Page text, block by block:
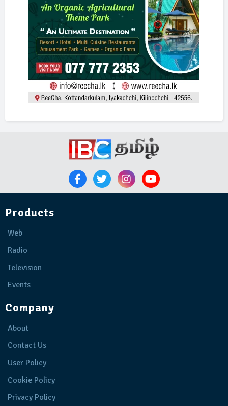
Products
Web
Radio
Television
Events
Company
About
Contact Us
User Policy
Cookie Policy
Privacy Policy